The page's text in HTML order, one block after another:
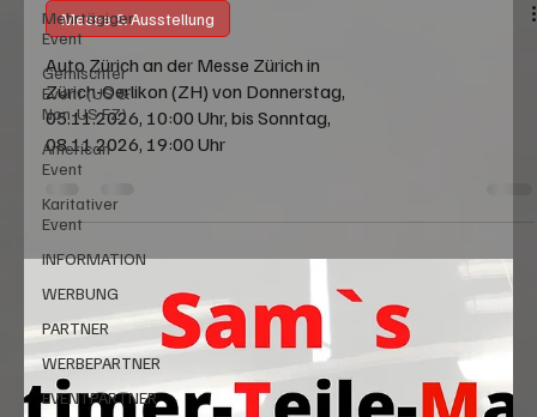
Mehrtägiger
Event
Gemischter
Event (US &
Non-US FZ)
American
Event
Karitativer
Event
INFORMATION
WERBUNG
PARTNER
WERBEPARTNER
EVENTPARTNER
Messe & Ausstellung
Auto Zürich an der Messe Zürich in
Zürich-Oerlikon (ZH) von Donnerstag,
05.11.2026, 10:00 Uhr, bis Sonntag,